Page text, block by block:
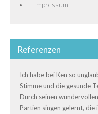
Impressum
Referenzen
Ich habe bei Ken so
Stimme und die gesunde
Durch seinen
Partien singen gelernt,